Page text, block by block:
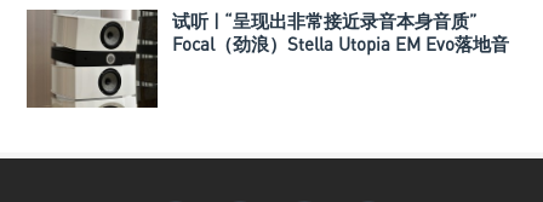
试听 | “呈现出非常接近录音本身音质”
Focal（劲浪）Stella Utopia EM Evo落地音